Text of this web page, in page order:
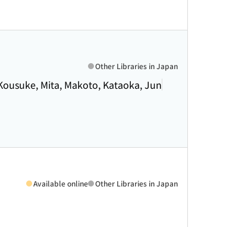
Mita, Makoto, Kataoka, Jun
Other Libraries in Japan
Available online Other Libraries in Japan